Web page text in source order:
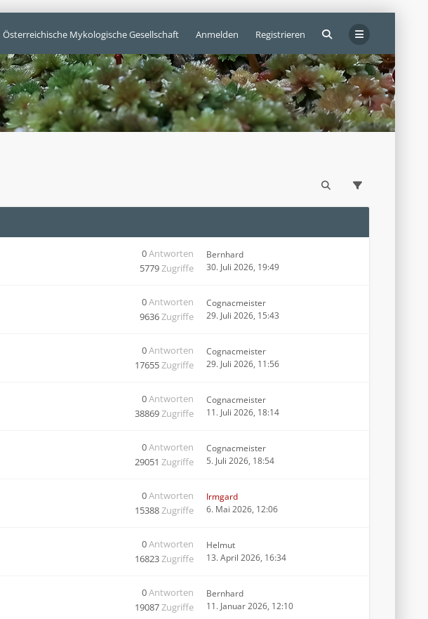
Österreichische Mykologische Gesellschaft Anmelden Registrieren
0Antworten
5779Zugriffe
Bernhard
30. Juli 2026, 19:49
0Antworten
9636Zugriffe
Cognacmeister
29. Juli 2026, 15:43
0Antworten
17655Zugriffe
Cognacmeister
29. Juli 2026, 11:56
0Antworten
38869Zugriffe
Cognacmeister
11. Juli 2026, 18:14
0Antworten
29051 Zugriffe
Cognacmeister
5. Juli 2026, 18:54
0Antworten
15388Zugriffe
Irmgard
6. Mai 2026, 12:06
0Antworten
16823Zugriffe
Helmut
13. April 2026, 16:34
0Antworten
19087Zugriffe
Bernhard
11. Januar 2026, 12:10